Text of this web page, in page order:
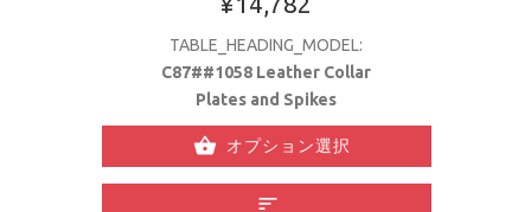
TABLE_HEADING_MODEL:
C87##1058 Leather Collar
Plates and Spikes
オプション選択